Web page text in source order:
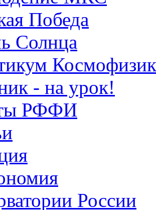
Победа
Солнца
- на урок!
РФФИ
России